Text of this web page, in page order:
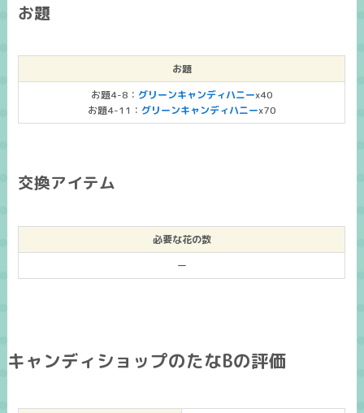
お題
お題
お題4-8： グリーンキャンディハニーx40
お題4-11： グリーンキャンディハニーx70
交換アイテム
必要な花の数
ー
キャンディショップのたなBの評価